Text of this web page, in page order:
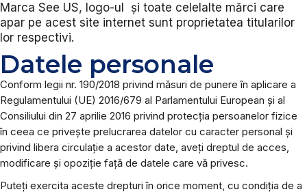
Marca See US, logo-ul și toate celelalte mărci care
apar pe acest site internet sunt proprietatea titularilor
lor respectivi.
Datele personale
Conform legii nr. 190/2018 privind măsuri de punere în aplicare a
Regulamentului (UE) 2016/679 al Parlamentului European și al
Consiliului din 27 aprilie 2016 privind protecția persoanelor fizice
în ceea ce privește prelucrarea datelor cu caracter personal și
privind libera circulație a acestor date, aveți dreptul de acces,
modificare și opoziție față de datele care vă privesc.
Puteți exercita aceste drepturi în orice moment, cu condiția de a